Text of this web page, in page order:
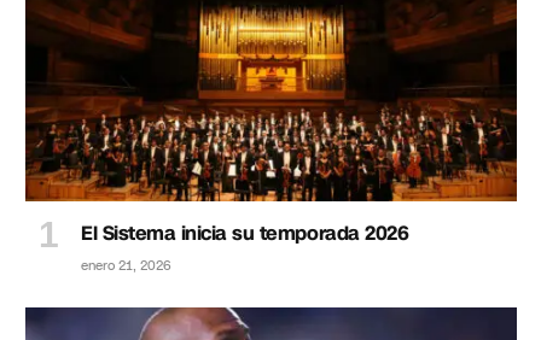
El Sistema inicia su temporada 2026
enero 21, 2026